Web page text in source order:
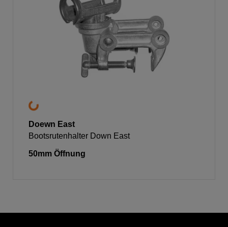
Doewn East
Bootsrutenhalter Down East
50mm Öffnung